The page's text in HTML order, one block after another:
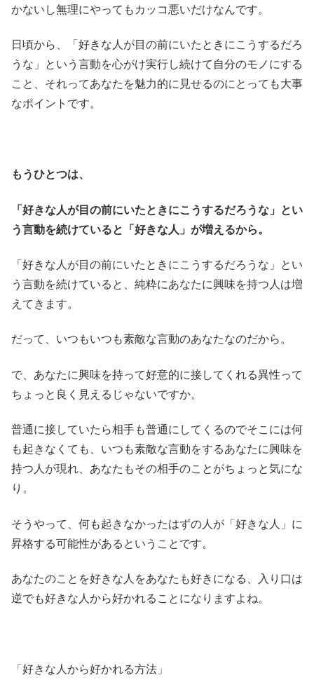
かないし無理にやってもカッコ悪いだけなんです。
日頃から、「好きな人が目の前にいたときにこうするだろ
うな」という言動を心がけ実行し続けて自分のモノにする
こと、それってあなたを魅力的に見せるのにとっても大事
なポイントです。
もうひとつは、
「好きな人が目の前にいたときにこうするだろうな」とい
う言動を続けていると「好きな人」が増えるから。
「好きな人が目の前にいたときにこうするだろうな」とい
う言動を続けていると、純粋にあなたに興味を持つ人は増
えてきます。
だって、いつもいつも素敵な言動のあなたなのだから。
で、あなたに興味を持って好意的に接してくれる異性って
ちょっと良く見えるじゃないですか。
普通に接していたら相手も普通にしてくるのでそこには何
も起きなくても、いつも素敵な言動をするあなたに興味を
持つ人が現れ、あなたもその相手のことがちょっと気にな
り。
そうやって、何も起きなかったはずの人が「好きな人」に
昇格する可能性があるということです。
あなたのことを好きな人をあなたも好きになる、入り口は
逆でも好きな人から好かれることになりますよね。
「好きな人から好かれる方法」